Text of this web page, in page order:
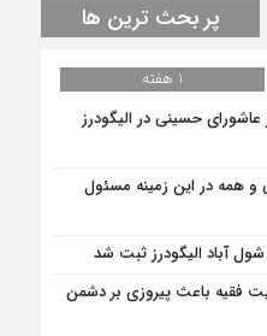
پر بحث ترین ها
1 هفته
عاشورای حسینی در الیگودرز
همه در این زمینه مسئول
آباد الیگودرز ثبت شد
فقیه باعث پیروزی بر دشمن